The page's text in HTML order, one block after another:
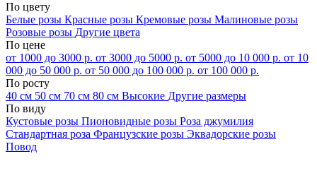
По цвету
Белые розы Красные розы Кремовые розы Малиновые розы
Розовые розы Другие цвета
По цене
от 1000 до 3000 р. от 3000 до 5000 р. от 5000 до 10 000 р. от 10
000 до 50 000 р. от 50 000 до 100 000 р. от 100 000 р.
По росту
40 см 50 см 70 см 80 см Высокие Другие размеры
По виду
Кустовые розы Пионовидные розы Роза джумилия
Стандартная роза Французские розы Эквадорские розы
Повод